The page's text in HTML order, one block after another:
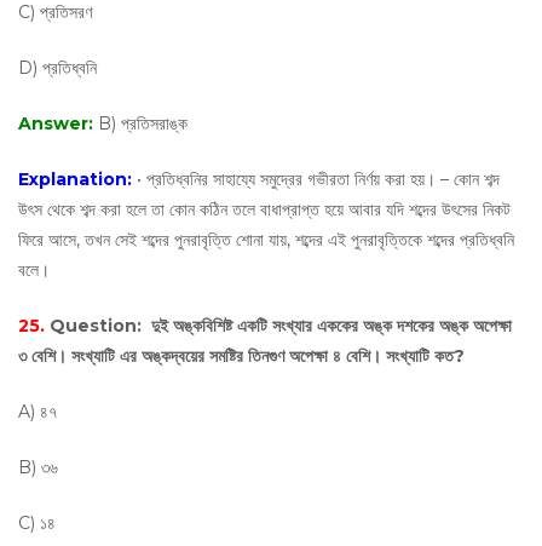
C) প্রতিসরণ
D) প্রতিধ্বনি
Answer: B) প্রতিসরাঙ্ক
Explanation: • প্রতিধ্বনির সাহায্যে সমুদ্রের গভীরতা নির্ণয় করা হয়। – কোন শব্দ
উৎস থেকে শব্দ করা হলে তা কোন কঠিন তলে বাধাপ্রাপ্ত হয়ে আবার যদি শব্দের উৎসের নিকট
ফিরে আসে, তখন সেই শব্দের পুনরাবৃত্তি শোনা যায়, শব্দের এই পুনরাবৃত্তিকে শব্দের প্রতিধ্বনি
বলে।
25. Question: দুই অঙ্কবিশিষ্ট একটি সংখ্যার এককের অঙ্ক দশকের অঙ্ক অপেক্ষা
৩ বেশি। সংখ্যাটি এর অঙ্কদ্বয়ের সমষ্টির তিনগুণ অপেক্ষা ৪ বেশি। সংখ্যাটি কত?
A) ৪৭
B) ৩৬
C) ১৪